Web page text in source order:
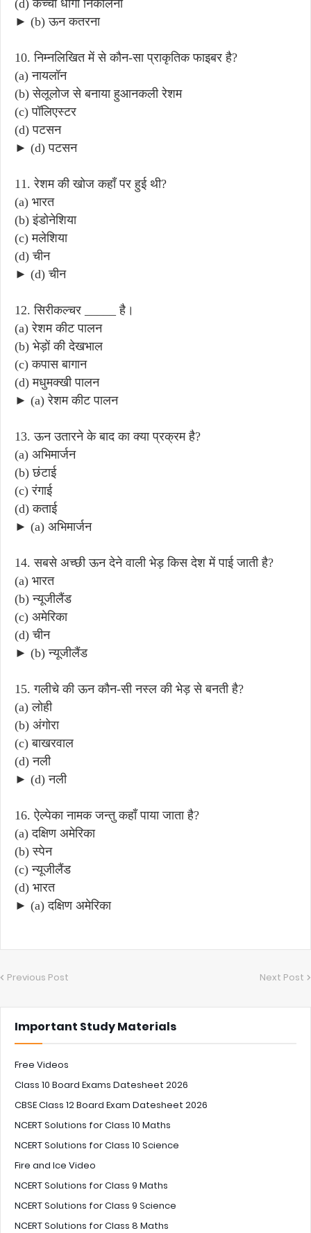
(d) कच्चा धागा निकालना
► (b) ऊन कतरना
10. निम्नलिखित में से कौन-सा प्राकृतिक फाइबर है?
(a) नायलॉन
(b) सेलूलोज से बनाया हुआनकली रेशम
(c) पॉलिएस्टर
(d) पटसन
► (d) पटसन
11. रेशम की खोज कहाँ पर हुई थी?
(a) भारत
(b) इंडोनेशिया
(c) मलेशिया
(d) चीन
► (d) चीन
12. सिरीकल्चर _____ है।
(a) रेशम कीट पालन
(b) भेड़ों की देखभाल
(c) कपास बागान
(d) मधुमक्खी पालन
► (a) रेशम कीट पालन
13. ऊन उतारने के बाद का क्या प्रक्रम है?
(a) अभिमार्जन
(b) छंटाई
(c) रंगाई
(d) कताई
► (a) अभिमार्जन
14. सबसे अच्छी ऊन देने वाली भेड़ किस देश में पाई जाती है?
(a) भारत
(b) न्यूजीलैंड
(c) अमेरिका
(d) चीन
► (b) न्यूजीलैंड
15. गलीचे की ऊन कौन-सी नस्ल की भेड़ से बनती है?
(a) लोही
(b) अंगोरा
(c) बाखरवाल
(d) नली
► (d) नली
16. ऐल्पेका नामक जन्तु कहाँ पाया जाता है?
(a) दक्षिण अमेरिका
(b) स्पेन
(c) न्यूजीलैंड
(d) भारत
► (a) दक्षिण अमेरिका
Previous Post Next Post
Important Study Materials
Free Videos
Class 10 Board Exams Datesheet 2026
CBSE Class 12 Board Exam Datesheet 2026
NCERT Solutions for Class 10 Maths
NCERT Solutions for Class 10 Science
Fire and Ice Video
NCERT Solutions for Class 9 Maths
NCERT Solutions for Class 9 Science
NCERT Solutions for Class 8 Maths